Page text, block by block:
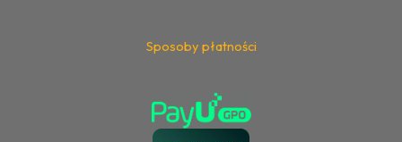
Sposoby płatności